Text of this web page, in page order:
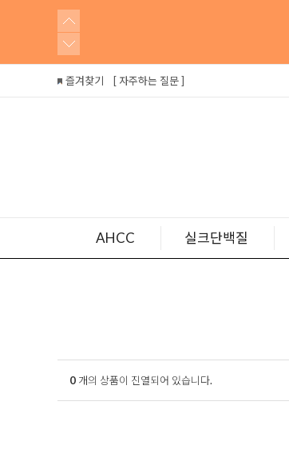
즐겨찾기 [ 자주하는 질문 ]
AHCC 실크단백질
0 개의 상품이 진열되어 있습니다.